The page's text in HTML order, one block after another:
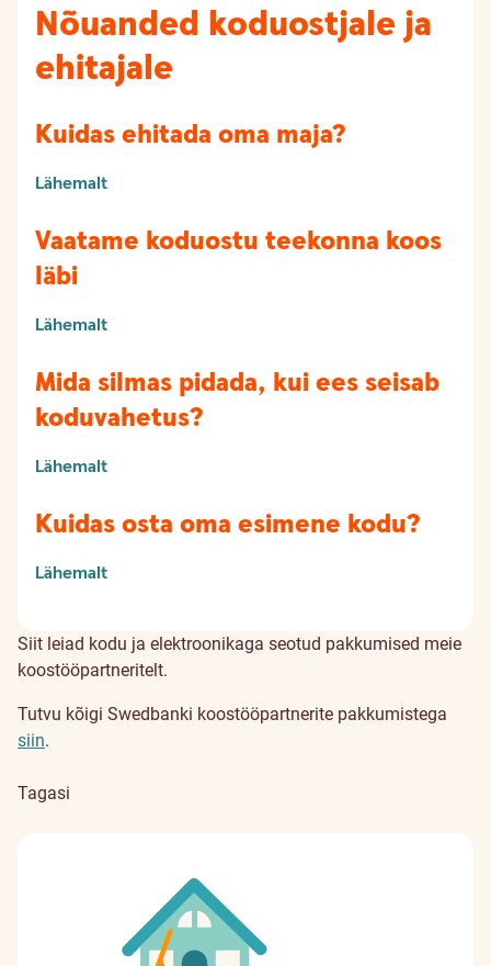
Nõuanded koduostjale ja
ehitajale
Kuidas ehitada oma maja?
Lähemalt
Vaatame koduostu teekonna koos
läbi
Lähemalt
Mida silmas pidada, kui ees seisab
koduvahetus?
Lähemalt
Kuidas osta oma esimene kodu?
Lähemalt
Siit leiad kodu ja elektroonikaga seotud pakkumised meie
koostööpartneritelt.
Tutvu kõigi Swedbanki koostööpartnerite pakkumistega
siin.
Tagasi